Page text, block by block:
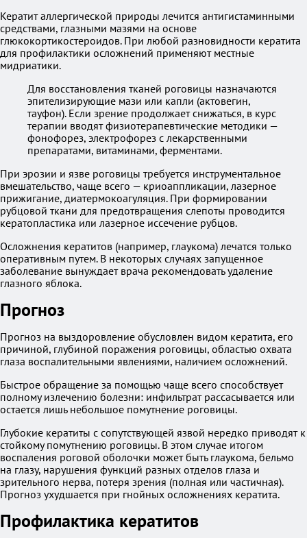
Кератит аллергической природы лечится антигистаминными
средствами, глазными мазями на основе
глюкокортикостероидов. При любой разновидности кератита
для профилактики осложнений применяют местные
мидриатики.
Для восстановления тканей роговицы назначаются
эпителизирующие мази или капли (актовегин,
тауфон). Если зрение продолжает снижаться, в курс
терапии вводят физиотерапевтические методики —
фонофорез, электрофорез с лекарственными
препаратами, витаминами, ферментами.
При эрозии и язве роговицы требуется инструментальное
вмешательство, чаще всего — криоаппликации, лазерное
прижигание, диатермокоагуляция. При формировании
рубцовой ткани для предотвращения слепоты проводится
кератопластика или лазерное иссечение рубцов.
Осложнения кератитов (например, глаукома) лечатся только
оперативным путем. В некоторых случаях запущенное
заболевание вынуждает врача рекомендовать удаление
глазного яблока.
Прогноз
Прогноз на выздоровление обусловлен видом кератита, его
причиной, глубиной поражения роговицы, областью охвата
глаза воспалительными явлениями, наличием осложнений.
Быстрое обращение за помощью чаще всего способствует
полному излечению болезни: инфильтрат рассасывается или
остается лишь небольшое помутнение роговицы.
Глубокие кератиты с сопутствующей язвой нередко приводят к
стойкому помутнению роговицы. В этом случае итогом
воспаления роговой оболочки может быть глаукома, бельмо
на глазу, нарушения функций разных отделов глаза и
зрительного нерва, потеря зрения (полная или частичная).
Прогноз ухудшается при гнойных осложнениях кератита.
Профилактика кератитов